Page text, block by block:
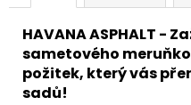
HAVANA ASPHALT -
sametového
požitek, který vás
sadů!